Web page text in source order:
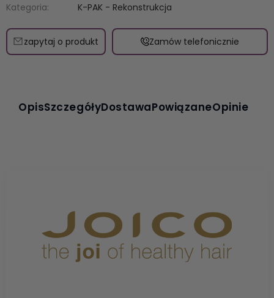
Kategoria:
K-PAK - Rekonstrukcja
zapytaj o produkt Zamów telefonicznie
OpisSzczegółyDostawaPowiązaneOpinie